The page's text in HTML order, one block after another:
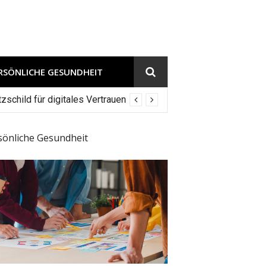
GESUNDHEIT
für digitales Vertrauen
Gesundheit